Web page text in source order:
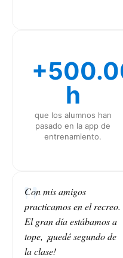
h
que los alumnos han
pasado en la app de
entrenamiento.
Con mis amigos
practicamos en el recreo.
El gran día estábamos a
tope, ¡quedé segundo de
la clase!